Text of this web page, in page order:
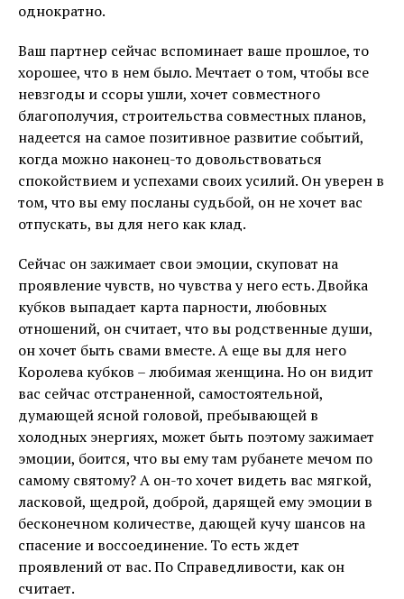
однократно.
Ваш партнер сейчас вспоминает ваше прошлое, то
хорошее, что в нем было. Мечтает о том, чтобы все
невзгоды и ссоры ушли, хочет совместного
благополучия, строительства совместных планов,
надеется на самое позитивное развитие событий,
когда можно наконец-то довольствоваться
спокойствием и успехами своих усилий. Он уверен в
том, что вы ему посланы судьбой, он не хочет вас
отпускать, вы для него как клад.
Сейчас он зажимает свои эмоции, скуповат на
проявление чувств, но чувства у него есть. Двойка
кубков выпадает карта парности, любовных
отношений, он считает, что вы родственные души,
он хочет быть свами вместе. А еще вы для него
Королева кубков – любимая женщина. Но он видит
вас сейчас отстраненной, самостоятельной,
думающей ясной головой, пребывающей в
холодных энергиях, может быть поэтому зажимает
эмоции, боится, что вы ему там рубанете мечом по
самому святому? А он-то хочет видеть вас мягкой,
ласковой, щедрой, доброй, дарящей ему эмоции в
бесконечном количестве, дающей кучу шансов на
спасение и воссоединение. То есть ждет
проявлений от вас. По Справедливости, как он
считает.